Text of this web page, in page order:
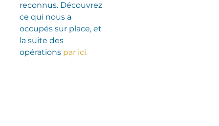
reconnus. Découvrez
ce qui nous a
occupés sur place, et
la suite des
opérations par ici.